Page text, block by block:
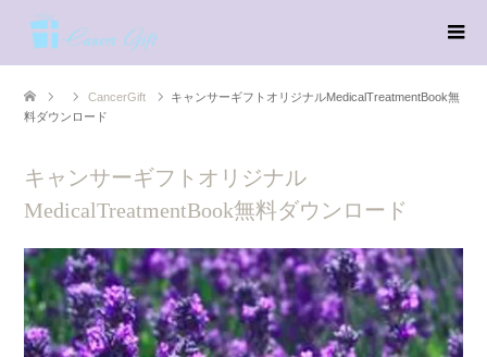
CancerGift
キャンサーギフトオリジナルMedicalTreatmentBook無
料ダウンロード
キャンサーギフトオリジナル
MedicalTreatmentBook無料ダウンロード